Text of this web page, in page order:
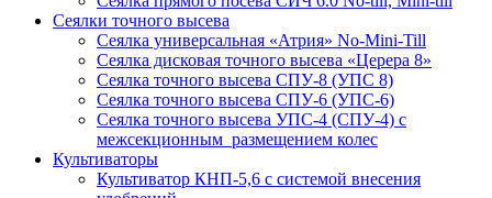
Сеялки точного высева
Сеялка универсальная «Атрия» No-Mini-Till
Сеялка дисковая точного высева «Церера 8»
Сеялка точного высева СПУ-8 (УПС 8)
Сеялка точного высева СПУ-6 (УПС-6)
Сеялка точного высева УПС-4 (СПУ-4) с
межсекционным размещением колес
Культиваторы
Культиватор КНП-5,6 с системой внесения